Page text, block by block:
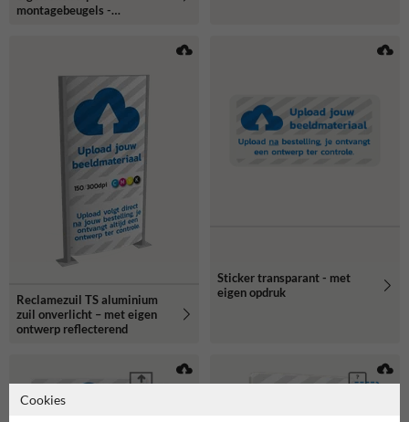
montagebeugels -
Reclamezuil TS aluminium
zuil onverlicht – met eigen
ontwerp reflecterend
Sticker transparant - met
eigen opdruk
Cookies